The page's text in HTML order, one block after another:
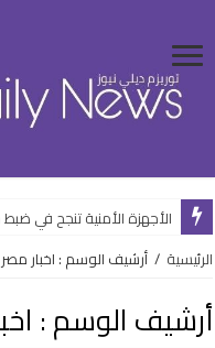
الأجهزة الأمنية تنجح في
الرئيسية / أرشيف الوسم : اخبار مصر
أرشيف الوسم :